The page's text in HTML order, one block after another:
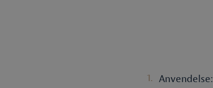
Anvendelse: